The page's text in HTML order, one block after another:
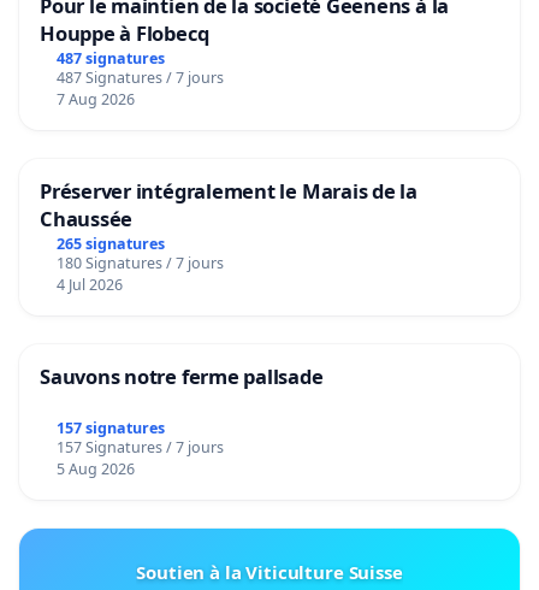
Moi je connais le mensonge.
J'en divulgue le plus possible durant mes lives et
dans mes vidéos et l'armée et les autorités
Je recherche de l'aide pour que la pression sociale
planétaire soit tellement remplie d'amour pour
obtenir la vérité, authenticité, lumière et venir à
leur intention derrière les scénarios sont
machiavéliques et psychopathe et satanique. !!!
Houppe à Flobecq
487 signatures
487 Signatures / 7 jours
7 Aug 2026
Préserver intégralement le Marais de la
Chaussée
265 signatures
180 Signatures / 7 jours
4 Jul 2026
Sauvons notre ferme pallsade
157 signatures
157 Signatures / 7 jours
5 Aug 2026
Soutien à la Viticulture Suisse